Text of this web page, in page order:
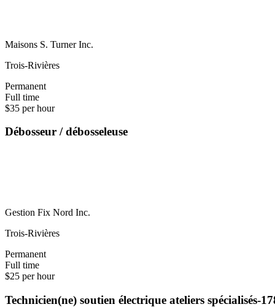
Maisons S. Turner Inc.
Trois-Rivières
Permanent
Full time
$35 per hour
Débosseur / débosseleuse
Gestion Fix Nord Inc.
Trois-Rivières
Permanent
Full time
$25 per hour
Technicien(ne) soutien électrique ateliers spécialisés-